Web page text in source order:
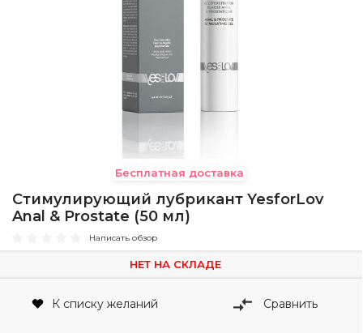
Бесплатная доставка
Стимулирующий лубрикант YesforLov
Anal & Prostate (50 мл)
Написать обзор
НЕТ НА СКЛАДЕ
К списку желаний Сравнить